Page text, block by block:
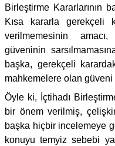
Birleştirme Kararlarının
Kısa kararla gerekçeli
verilmemesinin
güveninin
başka, gerekçeli
mahkemelere olan güveni
Öyle ki, İçtihadı
bir önem verilmiş,
başka hiçbir incelemeye
konuyu temyiz sebebi